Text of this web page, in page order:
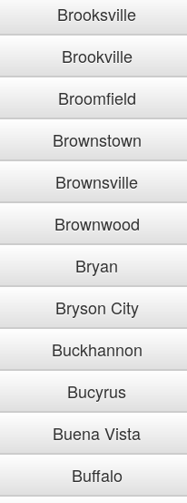
Brooksville
Brookville
Broomfield
Brownstown
Brownsville
Brownwood
Bryan
Bryson City
Buckhannon
Bucyrus
Buena Vista
Buffalo